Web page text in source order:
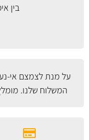
בין
על מנת לצמצם אי-
המשלוח שלנו.